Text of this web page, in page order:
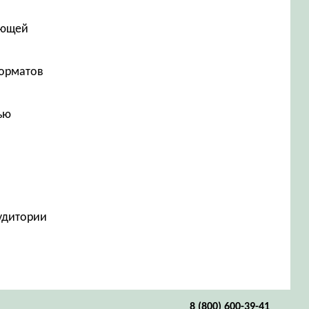
8 (800) 600-39-41